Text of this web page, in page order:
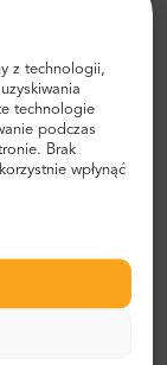
z technologii,
technologie
podczas
Brak
wpłynąć
pominąć
się po
w nowych,
Nasza załoga
weteranów,